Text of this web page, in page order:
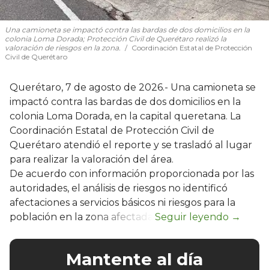
Una camioneta se impactó contra las bardas de dos domicilios en la
colonia Loma Dorada; Protección Civil de Querétaro realizó la
valoración de riesgos en la zona.
Coordinación Estatal de Protección
Civil de Querétaro
Querétaro, 7 de agosto de 2026.- Una camioneta se
impactó contra las bardas de dos domicilios en la
colonia Loma Dorada, en la capital queretana. La
Coordinación Estatal de Protección Civil de
Querétaro atendió el reporte y se trasladó al lugar
para realizar la valoración del área.
De acuerdo con información proporcionada por las
autoridades, el análisis de riesgos no identificó
afectaciones a servicios básicos ni riesgos para la
población en la zona afectada.
Mantente al día